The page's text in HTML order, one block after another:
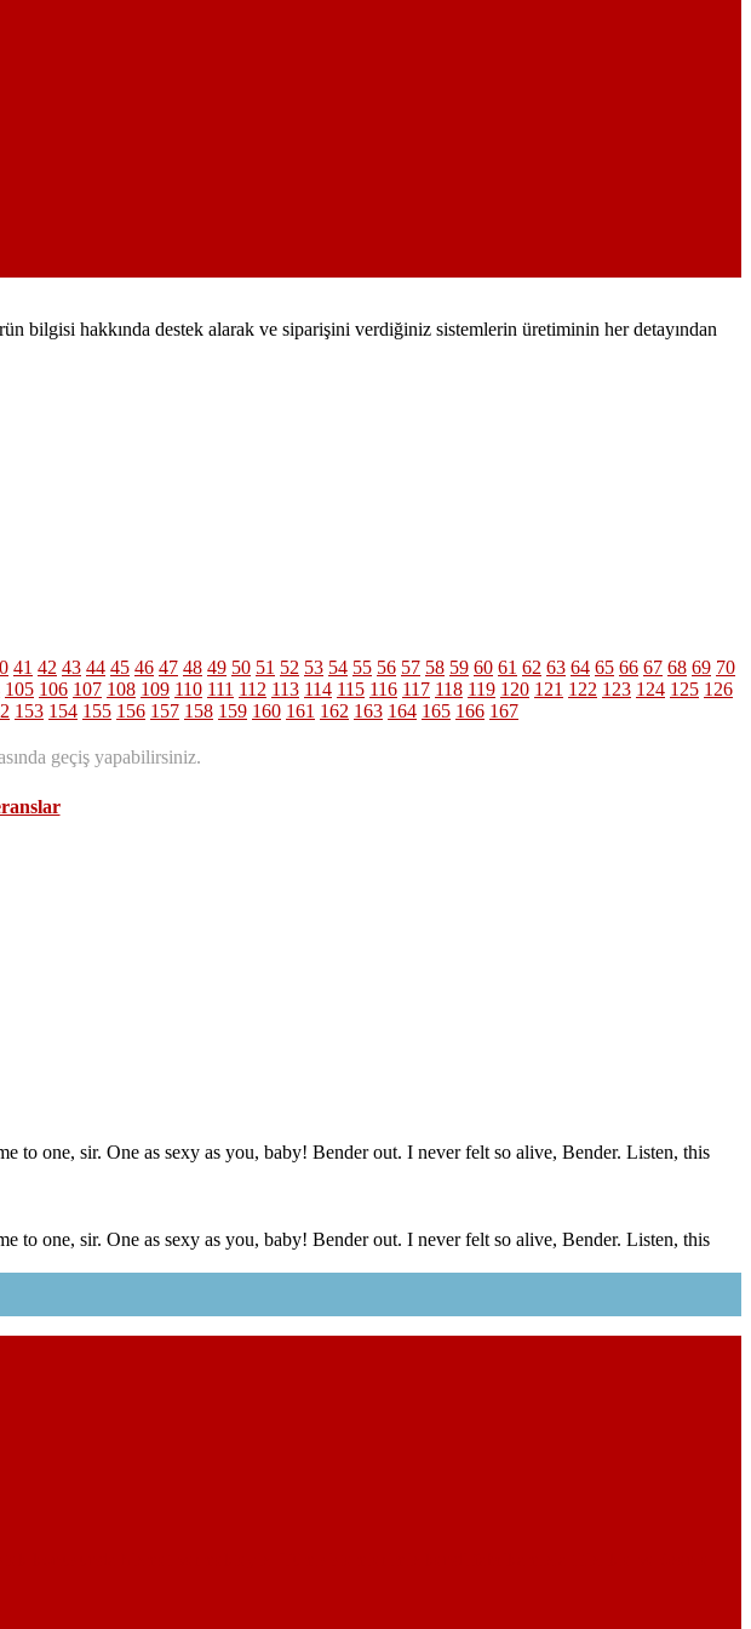
bilgisi hakkında destek alarak ve siparişini verdiğiniz sistemlerin üretiminin her detayından
41 42 43 44 45 46 47 48 49 50 51 52 53 54 55 56 57 58 59 60 61 62 63 64 65 66 67 68 69 70
105 106 107 108 109 110 111 112 113 114 115 116 117 118 119 120 121 122 123 124 125 126
153 154 155 156 157 158 159 160 161 162 163 164 165 166 167
geçiş yapabilirsiniz.
to one, sir. One as sexy as you, baby! Bender out. I never felt so alive, Bender. Listen, this
to one, sir. One as sexy as you, baby! Bender out. I never felt so alive, Bender. Listen, this